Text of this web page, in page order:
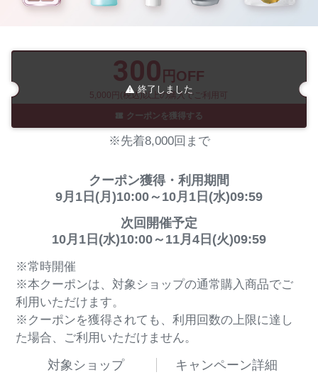
300 円OFF
5,000円(税込)以上の購入でご利用可
クーポンを獲得する
終了しました
※先着8,000回まで
クーポン獲得・利用期間
9月1日(月)10:00～10月1日(水)09:59
次回開催予定
10月1日(水)10:00～11月4日(火)09:59
※常時開催
※本クーポンは、対象ショップの通常購入商品でご
利用いただけます。
※クーポンを獲得されても、利用回数の上限に達し
た場合、ご利用いただけません。
対象ショップ キャンペーン詳細